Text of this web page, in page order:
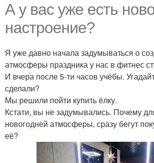
А у вас уже есть
настроение?
Я уже давно начала задумываться о
атмосферы праздника у нас в фитнес
И вчера после 5-ти часов учёбы.
сделали?
Мы решили пойти купить ёлку.
Кстати, вы не задумывались. Почему
новогодней атмосферы, сразу бегут
её?